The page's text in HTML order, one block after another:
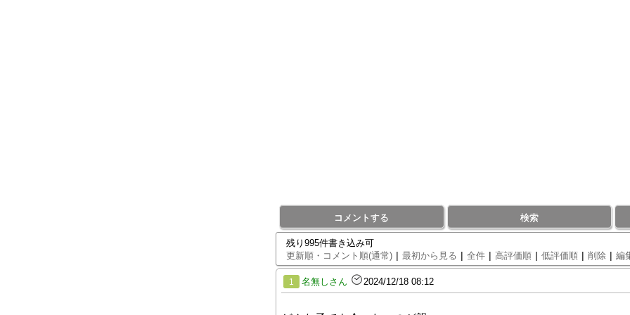
コメントする 検索
残り995件書き込み可
更新順・コメント順(通常) | 最初から見る | 全件 | 高評価順 | 低評価順 | 削除 | 編
1 名無しさん 2024/12/18 08:12